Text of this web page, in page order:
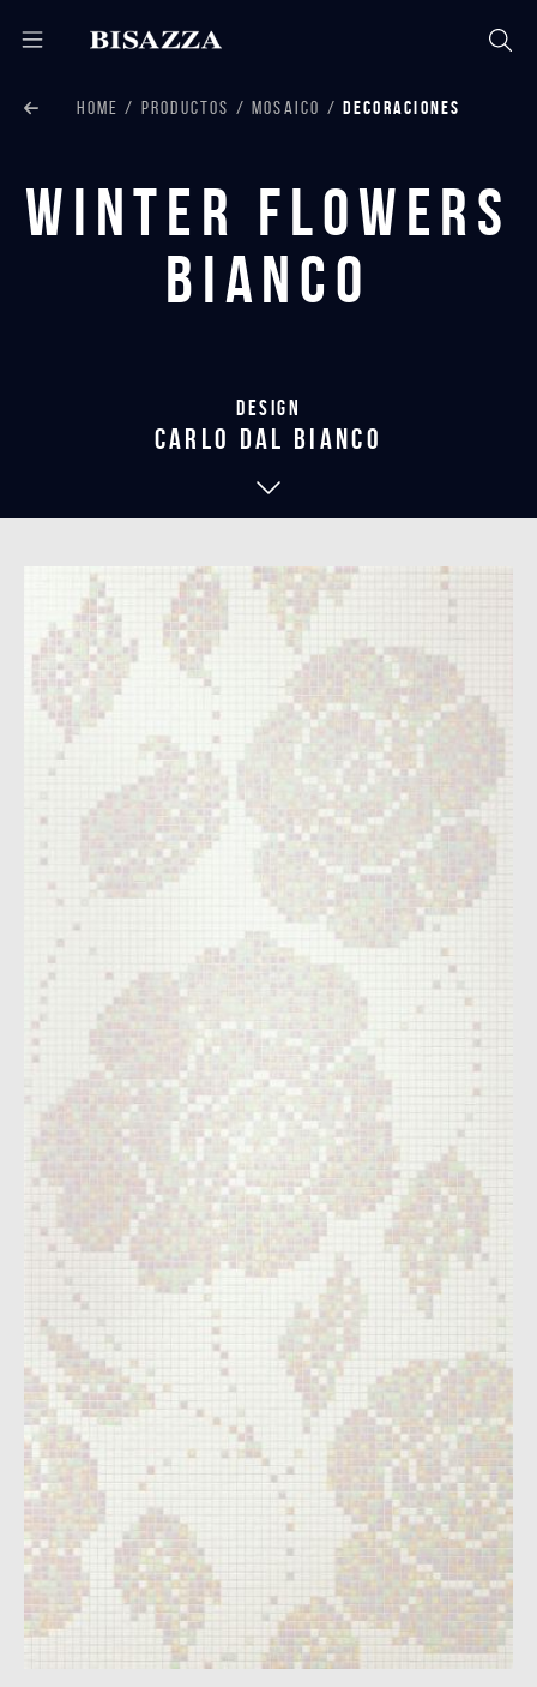
HOME PRODUCTOS MOSAICO DECORACIONES
Winter Flowers
Bianco
Design
carlo dal bianco